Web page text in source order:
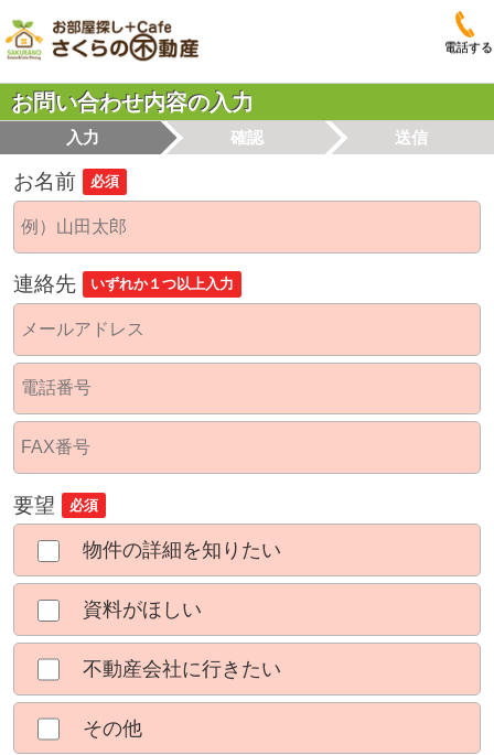
電話する
お問い合わせ内容の入力
入力 確認 送信
お名前 必須
連絡先 いずれか１つ以上入力
要望 必須
物件の詳細を知りたい
資料がほしい
不動産会社に行きたい
その他